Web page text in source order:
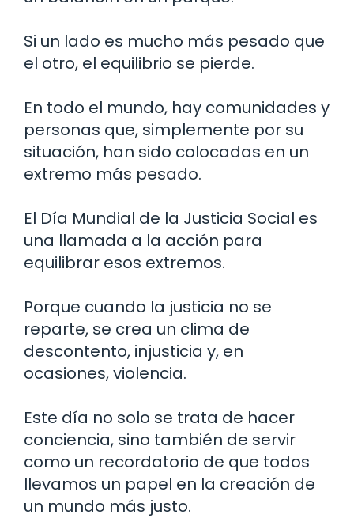
Si un lado es mucho más pesado que
el otro, el equilibrio se pierde.
En todo el mundo, hay comunidades y
personas que, simplemente por su
situación, han sido colocadas en un
extremo más pesado.
El Día Mundial de la Justicia Social es
una llamada a la acción para
equilibrar esos extremos.
Porque cuando la justicia no se
reparte, se crea un clima de
descontento, injusticia y, en
ocasiones, violencia.
Este día no solo se trata de hacer
conciencia, sino también de servir
como un recordatorio de que todos
llevamos un papel en la creación de
un mundo más justo.